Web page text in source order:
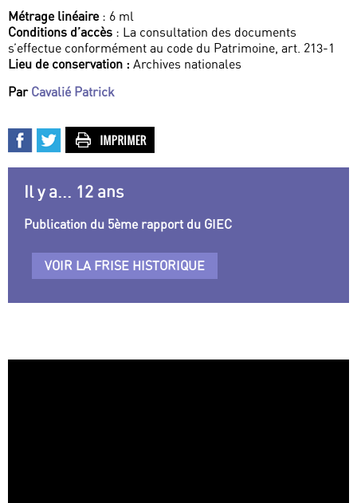
Métrage linéaire: 6 ml
Conditions d’accès : La consultation des documents
s’effectue conformément au code du Patrimoine, art. 213-1
Lieu de conservation : Archives nationales
Par Cavalié Patrick
Il y a... 12 ans
Publication du 5ème rapport du GIEC
VOIR LA FRISE HISTORIQUE